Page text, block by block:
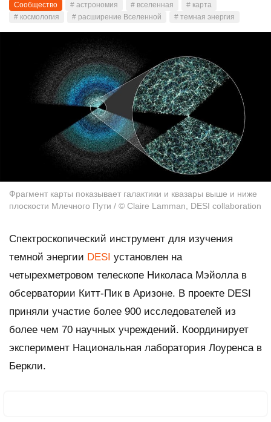
Сообщество # астрономия # вселенная
# карта
# космология
# расширение Вселенной # темная энергия
Фрагмент карты показывает галактики и квазары выше и ниже
плоскости Млечного Пути / © Claire Lamman, DESI collaboration
Спектроскопический инструмент для изучения
темной энергии DESI установлен на
четырехметровом телескопе Николаса Мэйолла в
обсерватории Китт-Пик в Аризоне. В проекте DESI
приняли участие более 900 исследователей из
более чем 70 научных учреждений. Координирует
эксперимент Национальная лаборатория Лоуренса в
Беркли.